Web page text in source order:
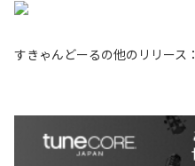
すきゃんどーるの他のリリース：